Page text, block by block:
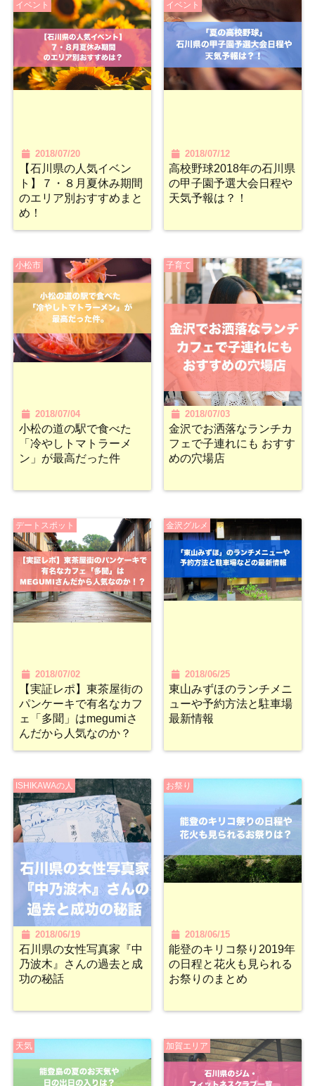
イベント
2018/07/20
【石川県の人気イベン
ト】７・８月夏休み期間
のエリア別おすすめまと
め！
イベント
2018/07/12
高校野球2018年の石川県
の甲子園予選大会日程や
天気予報は？！
小松市
2018/07/04
小松の道の駅で食べた
「冷やしトマトラーメ
ン」が最高だった件
子育て
2018/07/03
金沢でお洒落なランチカ
フェで子連れにも おすす
めの穴場店
デートスポット
2018/07/02
【実証レポ】東茶屋街の
パンケーキで有名なカフ
ェ「多聞」はmegumiさ
んだから人気なのか？
金沢グルメ
2018/06/25
東山みずほのランチメニ
ューや予約方法と駐車場
最新情報
ISHIKAWAの人
2018/06/19
石川県の女性写真家『中
乃波木』さんの過去と成
功の秘話
お祭り
2018/06/15
能登のキリコ祭り2019年
の日程と花火も見られる
お祭りのまとめ
天気 加賀エリア